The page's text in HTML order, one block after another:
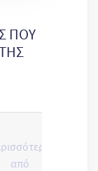
ΠΟΥ
από